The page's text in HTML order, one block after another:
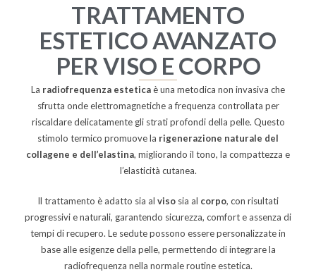
TRATTAMENTO
ESTETICO AVANZATO
PER VISO E CORPO
La radiofrequenza esteticaè una metodica non invasiva che
sfrutta onde elettromagnetiche a frequenza controllata per
riscaldare delicatamente gli strati profondi della pelle. Questo
stimolo termico promuove la rigenerazione naturale del
collagene e dell’elastina, migliorando il tono, la compattezza e
l’elasticità cutanea.
Il trattamento è adatto sia al viso sia al corpo, con risultati
progressivi e naturali, garantendo sicurezza, comfort e assenza di
tempi di recupero. Le sedute possono essere personalizzate in
base alle esigenze della pelle, permettendo di integrare la
radiofrequenza nella normale routine estetica.